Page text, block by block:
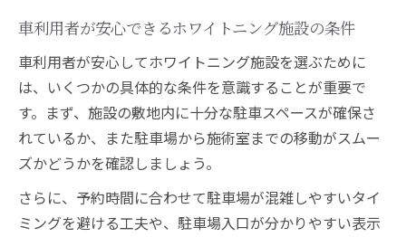
車利用者が安心できるホワイトニング施設の条件
車利用者が安心してホワイトニング施設を選ぶために
は、いくつかの具体的な条件を意識することが重要で
す。まず、施設の敷地内に十分な駐車スペースが確保さ
れているか、また駐車場から施術室までの移動がスムー
ズかどうかを確認しましょう。
さらに、予約時間に合わせて駐車場が混雑しやすいタイ
ミングを避ける工夫や、駐車場入口が分かりやすい表示